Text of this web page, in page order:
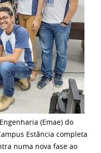
(Emae) do
Estância completa
numa nova fase ao